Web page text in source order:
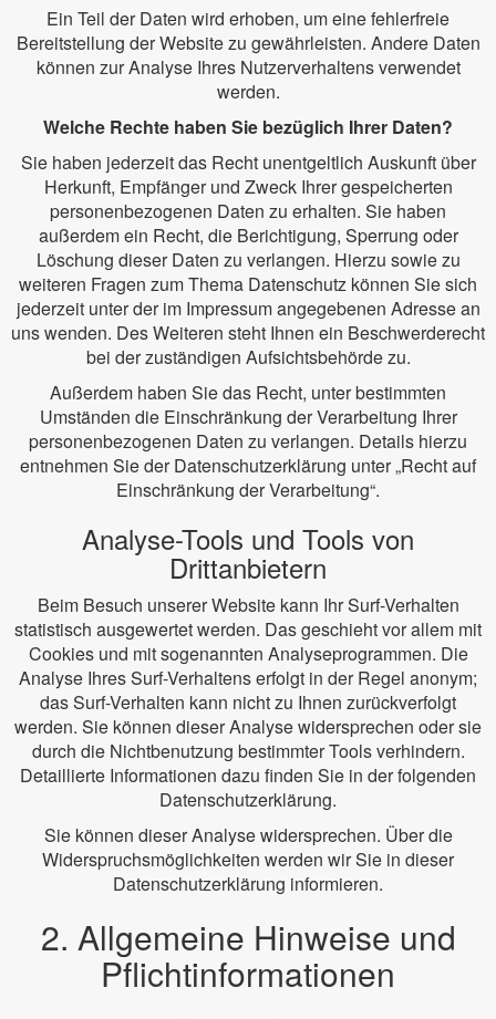
Ein Teil der Daten wird erhoben, um eine fehlerfreie
Bereitstellung der Website zu gewährleisten. Andere Daten
können zur Analyse Ihres Nutzerverhaltens verwendet
werden.
Welche Rechte haben Sie bezüglich Ihrer Daten?
Sie haben jederzeit das Recht unentgeltlich Auskunft über
Herkunft, Empfänger und Zweck Ihrer gespeicherten
personenbezogenen Daten zu erhalten. Sie haben
außerdem ein Recht, die Berichtigung, Sperrung oder
Löschung dieser Daten zu verlangen. Hierzu sowie zu
weiteren Fragen zum Thema Datenschutz können Sie sich
jederzeit unter der im Impressum angegebenen Adresse an
uns wenden. Des Weiteren steht Ihnen ein Beschwerderecht
bei der zuständigen Aufsichtsbehörde zu.
Außerdem haben Sie das Recht, unter bestimmten
Umständen die Einschränkung der Verarbeitung Ihrer
personenbezogenen Daten zu verlangen. Details hierzu
entnehmen Sie der Datenschutzerklärung unter „Recht auf
Einschränkung der Verarbeitung“.
Analyse-Tools und Tools von
Drittanbietern
Beim Besuch unserer Website kann Ihr Surf-Verhalten
statistisch ausgewertet werden. Das geschieht vor allem mit
Cookies und mit sogenannten Analyseprogrammen. Die
Analyse Ihres Surf-Verhaltens erfolgt in der Regel anonym;
das Surf-Verhalten kann nicht zu Ihnen zurückverfolgt
werden. Sie können dieser Analyse widersprechen oder sie
durch die Nichtbenutzung bestimmter Tools verhindern.
Detaillierte Informationen dazu finden Sie in der folgenden
Datenschutzerklärung.
Sie können dieser Analyse widersprechen. Über die
Widerspruchsmöglichkeiten werden wir Sie in dieser
Datenschutzerklärung informieren.
2. Allgemeine Hinweise und
Pflichtinformationen